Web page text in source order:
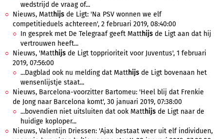
wedstrijd de vraag of...
Nieuws, Matthijs de Ligt: 'Na PSV wonnen we elf
competitieduels achtereen', 2 februari 2019, 08:40:00
In gesprek met De Telegraaf geeft Matthijs de Ligt aan dat hij
vertrouwen heeft...
Nieuws, 'Matthijs de Ligt topprioriteit voor Juventus', 1 februari
2019, 07:56:00
...Dagblad ook nu melding dat Matthijs de Ligt bovenaan het
wensenlijstje staat...
Nieuws, Barcelona-voorzitter Bartomeu: 'Heel blij dat Frenkie
de Jong naar Barcelona komt', 30 januari 2019, 07:38:00
...bovendien niet uitsluiten dat ook Matthijs de Ligt naar de
huidige koploper...
Nieuws, Valentijn Driessen: 'Ajax bestaat weer uit elf individuen,